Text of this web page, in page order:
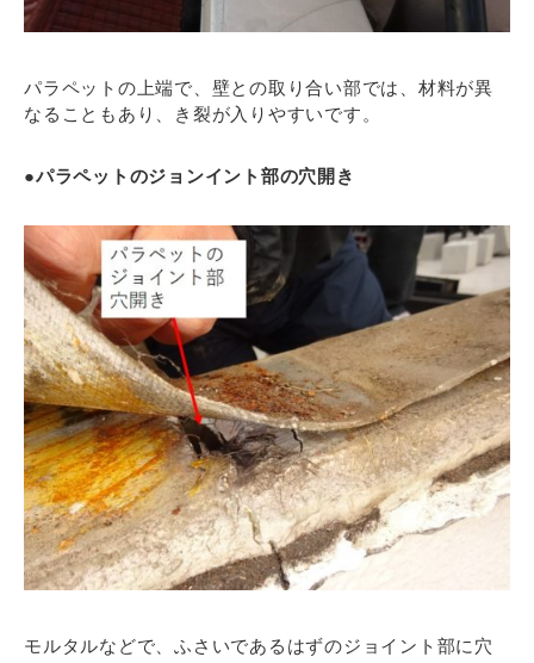
パラペットの上端で、壁との取り合い部では、材料が異
なることもあり、き裂が入りやすいです。
●パラペットのジョンイント部の穴開き
モルタルなどで、ふさいであるはずのジョイント部に穴